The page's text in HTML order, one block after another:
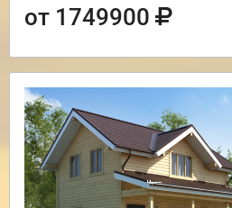
от 1749900